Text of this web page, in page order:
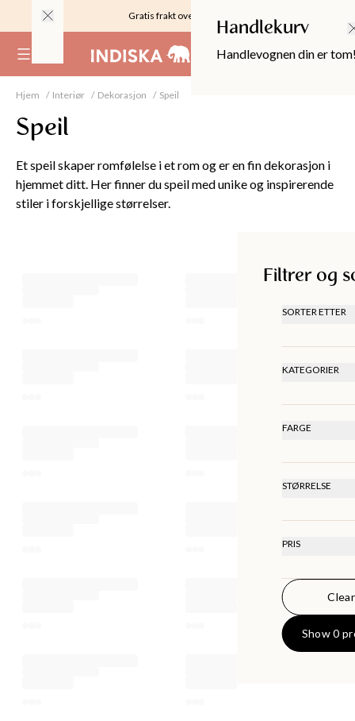
Gratis frakt over 999KR
( 0)
Handlekurv
Handlevognen din er
Hjem Interiør Dekorasjon Speil
Speil
Et speil skaper romfølelse i et rom og er en fin dekorasjon i
hjemmet ditt. Her finner du speil med unike og inspirerende
stiler i forskjellige størrelser.
Filtrer og
SORTER ETTER
HØYEST
KATEGORIER
Mirrors
FARGE
STØRRELSE
Onesize
PRIS
0KR
Show 0